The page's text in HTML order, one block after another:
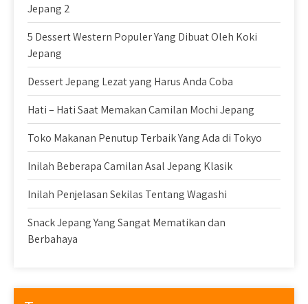
Jepang 2
5 Dessert Western Populer Yang Dibuat Oleh Koki
Jepang
Dessert Jepang Lezat yang Harus Anda Coba
Hati – Hati Saat Memakan Camilan Mochi Jepang
Toko Makanan Penutup Terbaik Yang Ada di Tokyo
Inilah Beberapa Camilan Asal Jepang Klasik
Inilah Penjelasan Sekilas Tentang Wagashi
Snack Jepang Yang Sangat Mematikan dan
Berbahaya